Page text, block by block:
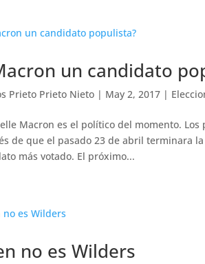
un candidato
Prieto Prieto Nieto | May 2, 2017 |
Macron es el político del momento.
de que el pasado 23 de abril terminara
más votado. El próximo...
no es Wilders